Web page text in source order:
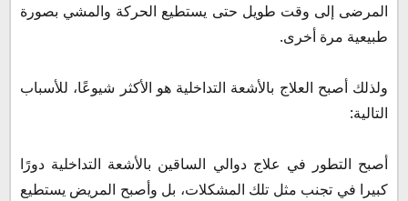
المرضى إلى وقت طويل حتى يستطيع الحركة والمشي بصورة
طبيعية مرة أخرى.
ولذلك أصبح العلاج بالأشعة التداخلية هو الأكثر شيوعًا، للأسباب
التالية:
أصبح التطور في علاج دوالي الساقين بالأشعة التداخلية دورًا
كبيرا في تجنب مثل تلك المشكلات، بل وأصبح المريض يستطيع